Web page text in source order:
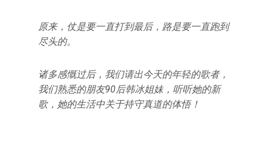
原来，仗是要一直打到最后，路是要一直跑到
尽头的。
诸多感慨过后，我们请出今天的年轻的歌者，
我们熟悉的朋友90后韩冰姐妹，听听她的新
歌，她的生活中关于持守真道的体悟！